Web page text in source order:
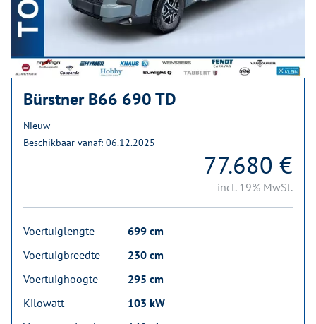
Bürstner B66 690 TD
Nieuw
Beschikbaar vanaf: 06.12.2025
77.680 €
incl. 19% MwSt.
Voertuiglengte
699 cm
Voertuigbreedte
230 cm
Voertuighoogte
295 cm
Kilowatt
103 kW